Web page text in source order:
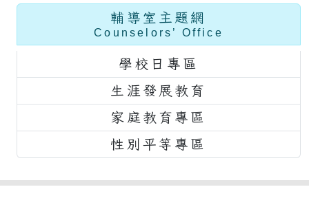
輔導室主題網
Counselors’ Office
學校日專區
生涯發展教育
家庭教育專區
性別平等專區